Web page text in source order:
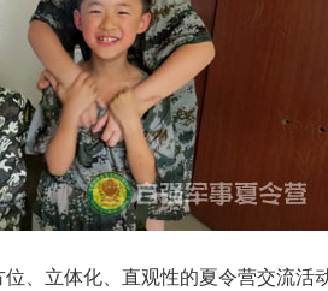
、立体化、直观性的夏令营交流